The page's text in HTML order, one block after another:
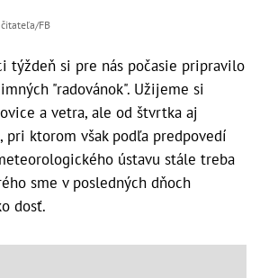
čitateľa/FB
týždeň si pre nás počasie pripravilo
"radovánok". Užijeme si
a vetra, ale od štvrtka aj
ktorom však podľa predpovedí
ústavu stále treba
sme v posledných dňoch
dosť.